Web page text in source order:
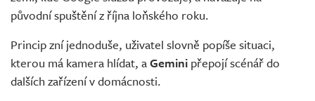
původní spuštění z října loňského roku.
Princip zní jednoduše, uživatel slovně popíše situaci,
kterou má kamera hlídat, aGemini přepojí scénář do
dalších zařízení v domácnosti.